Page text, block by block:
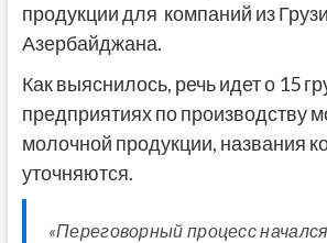
продукции для компаний из
Азербайджана.
Как выяснилось, речь идет о 15
предприятиях по производству
молочной продукции, названия
уточняются.
«Переговорный процесс